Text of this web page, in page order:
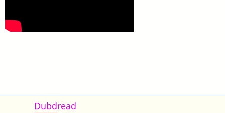
Dubdread